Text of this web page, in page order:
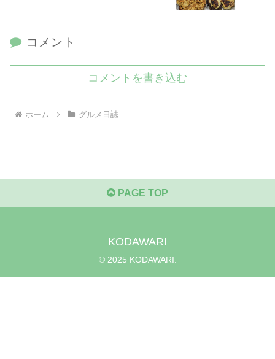
コメント
コメントを書き込む
ホーム グルメ日誌
PAGE TOP
KODAWARI
© 2025 KODAWARI.